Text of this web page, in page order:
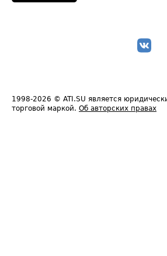
1998-2026 © ATI.SU является
торговой маркой. Об авторских правах